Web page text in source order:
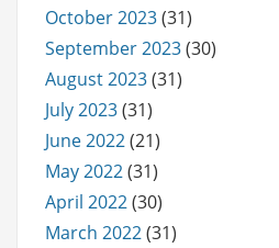
October 2023(31)
September 2023(30)
August 2023(31)
July 2023(31)
June 2022(21)
May 2022(31)
April 2022(30)
March 2022(31)